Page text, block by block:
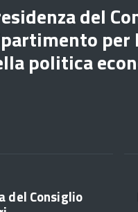
del
per
politica
del Consiglio